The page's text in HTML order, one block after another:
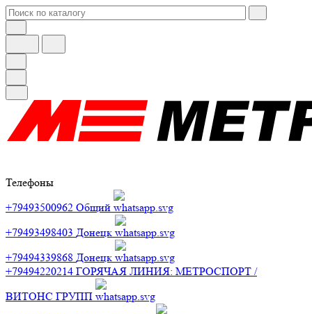
Телефоны
+79493500962 Общий
+79493498403 Донецк
+79494339868 Донецк
+79494220214 ГОРЯЧАЯ ЛИНИЯ: МЕТРОСПОРТ /
ВИТОНС ГРУПП